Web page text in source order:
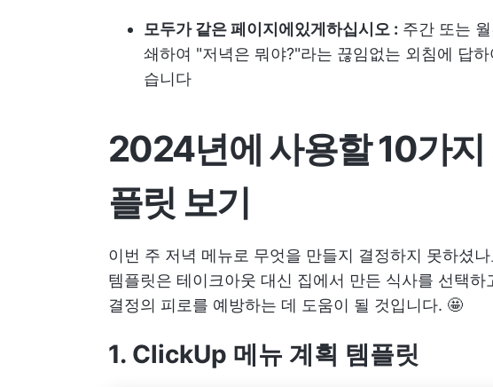
모두가 같은 페이지에있게하십시오 : 주간 또는
쇄하여 "저녁은 뭐야?"라는 끊임없는 외침에 답
습니다
2024년에 사용할 10가지
플릿 보기
이번 주 저녁 메뉴로 무엇을 만들지 결정하지 못하셨
템플릿은 테이크아웃 대신 집에서 만든 식사를 선택
결정의 피로를 예방하는 데 도움이 될 것입니다. 🤩
1. ClickUp 메뉴 계획 템플릿